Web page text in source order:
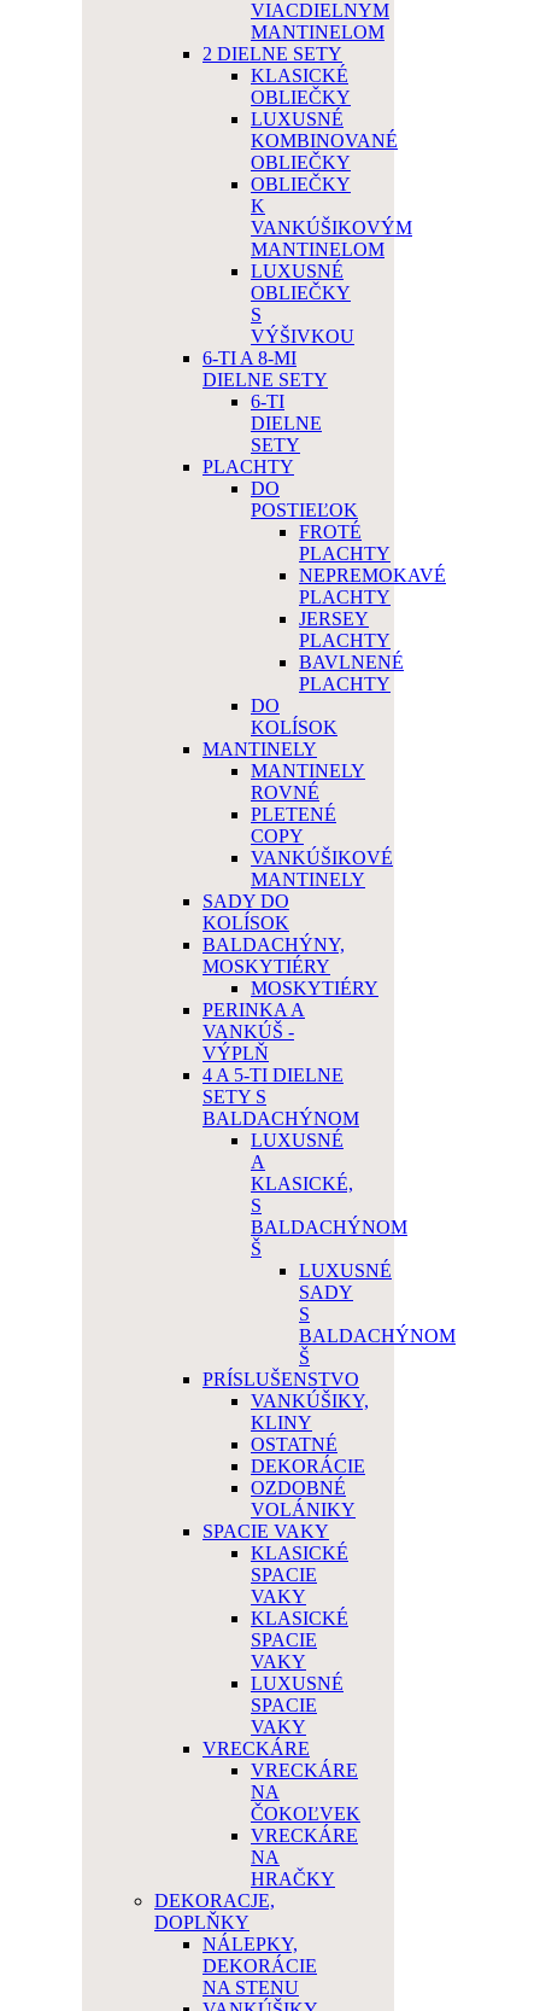
VIACDIELNYM
MANTINELOM
2 DIELNE SETY
KLASICKÉ
OBLIEČKY
LUXUSNÉ
KOMBINOVANÉ
OBLIEČKY
OBLIEČKY
K
VANKÚŠIKOVÝM
MANTINELOM
LUXUSNÉ
OBLIEČKY
S
VÝŠIVKOU
6-TI A 8-MI
DIELNE SETY
6-TI
DIELNE
SETY
PLACHTY
DO
POSTIEĽOK
FROTÉ
PLACHTY
NEPREMOKAVÉ
PLACHTY
JERSEY
PLACHTY
BAVLNENÉ
PLACHTY
DO
KOLÍSOK
MANTINELY
MANTINELY
ROVNÉ
PLETENÉ
COPY
VANKÚŠIKOVÉ
MANTINELY
SADY DO
KOLÍSOK
BALDACHÝNY,
MOSKYTIÉRY
MOSKYTIÉRY
PERINKA A
VANKÚŠ -
VÝPLŇ
4 A 5-TI DIELNE
SETY S
BALDACHÝNOM
LUXUSNÉ
A
KLASICKÉ,
S
BALDACHÝNOM
Š
LUXUSNÉ
SADY
S
BALDACHÝNOM
Š
PRÍSLUŠENSTVO
VANKÚŠIKY,
KLINY
OSTATNÉ
DEKORÁCIE
OZDOBNÉ
VOLÁNIKY
SPACIE VAKY
KLASICKÉ
SPACIE
VAKY
KLASICKÉ
SPACIE
VAKY
LUXUSNÉ
SPACIE
VAKY
VRECKÁRE
VRECKÁRE
NA
ČOKOĽVEK
VRECKÁRE
NA
HRAČKY
DEKORACJE,
DOPLŇKY
NÁLEPKY,
DEKORÁCIE
NA STENU